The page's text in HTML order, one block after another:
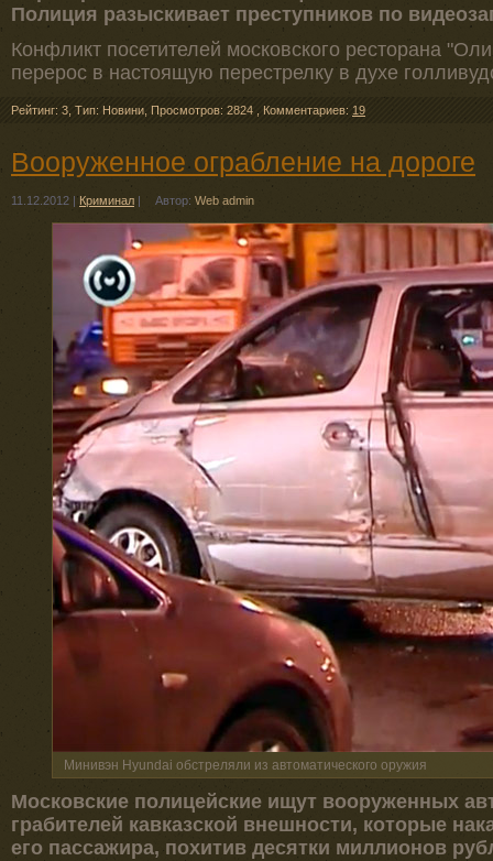
Полиция разыскивает преступников по
Конфликт посетителей московского ресторана
перерос в настоящую перестрелку в духе
Рейтинг: 3 Тип: Новини Просмотров: 2824 Комментариев: 19
Вооруженное ограбление на дороге
11.12.2012 | Криминал Автор: Web admin
Минивэн Hyundai обстреляли из автоматического оружия
Московские полицейские ищут вооруженных
грабителей кавказской внешности, которые
его пассажира, похитив десятки миллионов